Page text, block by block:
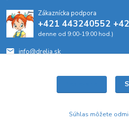
Zákaznícka podpora
+421 443240552
denne od 9:00-19:00 hod.)
info@drelia.sk
Súhlas môžete